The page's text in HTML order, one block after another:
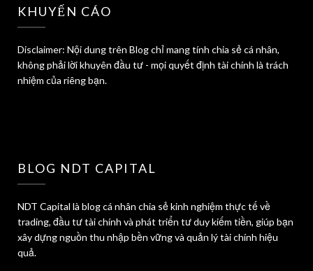
KHUYẾN CÁO
Disclaimer: Nội dung trên Blog chỉ mang tính chia sẻ cá nhân,
không phải lời khuyên đầu tư - mọi quyết định tài chính là trách
nhiệm của riêng bạn.
BLOG NDT CAPITAL
NDT Capital là blog cá nhân chia sẻ kinh nghiệm thực tế về
trading, đầu tư tài chính và phát triển tư duy kiếm tiền, giúp bạn
xây dựng nguồn thu nhập bền vững và quản lý tài chính hiệu
quả.